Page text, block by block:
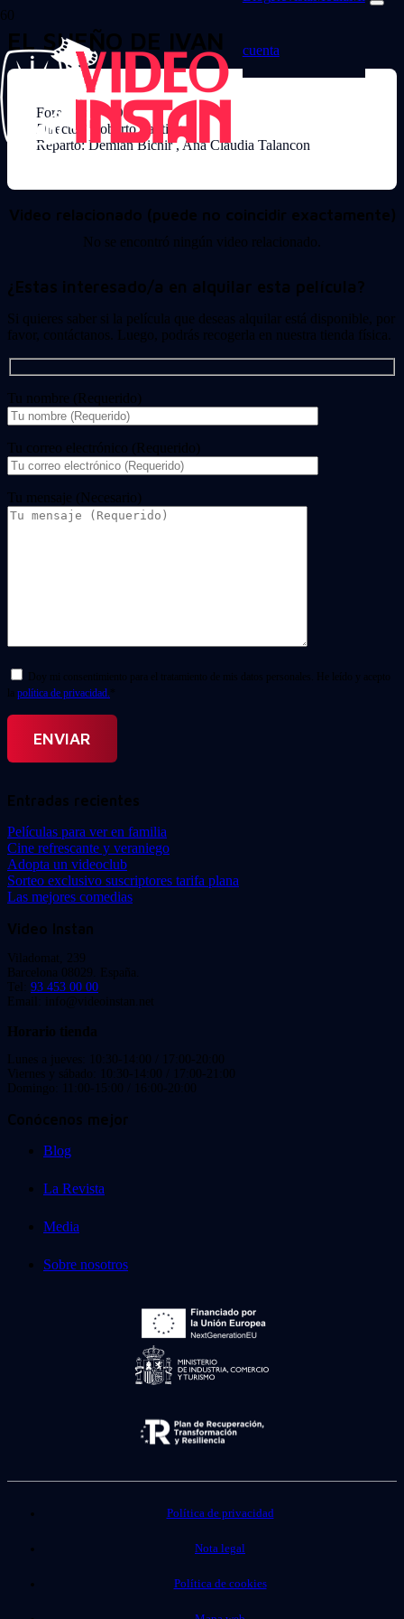
cuenta
EL SUEÑO DE IVAN
Formato: DVD
Director: Roberto Santiago
Reparto: Demian Bichir , Ana Claudia Talancon
Video relacionado (puede no coincidir exactamente)
No se encontró ningún video relacionado.
¿Estas interesado/a en alquilar esta película?
Si quieres saber si la película que deseas alquilar está disponible, por
favor, contáctanos. Luego, podrás recogerla en nuestra tienda física.
Tu nombre (Requerido)
Tu correo electrónico (Requerido)
Tu mensaje (Necesario)
Doy mi consentimiento para el tratamiento de mis datos personales. He leído y acepto
la política de privacidad. *
Entradas recientes
Películas para ver en familia
Cine refrescante y veraniego
Adopta un videoclub
Sorteo exclusivo suscriptores tarifa plana
Las mejores comedias
Video Instan
Viladomat, 239
Barcelona 08029. España.
Tel: 93 453 00 00
Email: info@videoinstan.net
Horario tienda
Lunes a jueves: 10:30-14:00 / 17:00-20:00
Viernes y sábado: 10:30-14:00 / 17:00-21:00
Domingo: 11:00-15:00 / 16:00-20:00
Conócenos mejor
Blog
La Revista
Media
Sobre nosotros
Política de privacidad
Nota legal
Política de cookies